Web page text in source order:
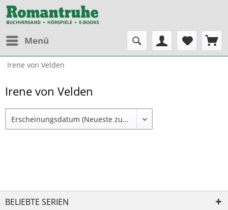
Menü
Irene von Velden
Irene von Velden
BELIEBTE SERIEN